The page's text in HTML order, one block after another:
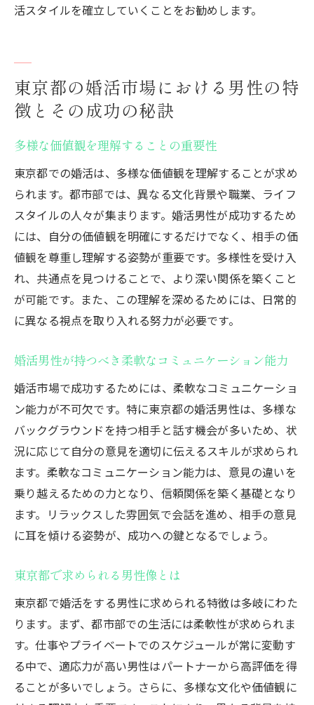
活スタイルを確立していくことをお勧めします。
東京都の婚活市場における男性の特
徴とその成功の秘訣
多様な価値観を理解することの重要性
東京都での婚活は、多様な価値観を理解することが求め
られます。都市部では、異なる文化背景や職業、ライフ
スタイルの人々が集まります。婚活男性が成功するため
には、自分の価値観を明確にするだけでなく、相手の価
値観を尊重し理解する姿勢が重要です。多様性を受け入
れ、共通点を見つけることで、より深い関係を築くこと
が可能です。また、この理解を深めるためには、日常的
に異なる視点を取り入れる努力が必要です。
婚活男性が持つべき柔軟なコミュニケーション能力
婚活市場で成功するためには、柔軟なコミュニケーショ
ン能力が不可欠です。特に東京都の婚活男性は、多様な
バックグラウンドを持つ相手と話す機会が多いため、状
況に応じて自分の意見を適切に伝えるスキルが求められ
ます。柔軟なコミュニケーション能力は、意見の違いを
乗り越えるための力となり、信頼関係を築く基礎となり
ます。リラックスした雰囲気で会話を進め、相手の意見
に耳を傾ける姿勢が、成功への鍵となるでしょう。
東京都で求められる男性像とは
東京都で婚活をする男性に求められる特徴は多岐にわた
ります。まず、都市部での生活には柔軟性が求められま
す。仕事やプライベートでのスケジュールが常に変動す
る中で、適応力が高い男性はパートナーから高評価を得
ることが多いでしょう。さらに、多様な文化や価値観に